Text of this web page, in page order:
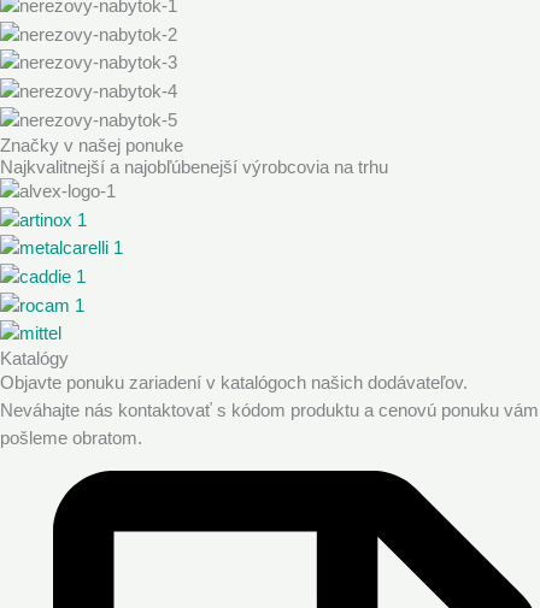
Značky v našej ponuke
Najkvalitnejší a najobľúbenejší výrobcovia na trhu
Katalógy
Objavte ponuku zariadení v katalógoch našich dodávateľov.
Neváhajte nás kontaktovať s kódom produktu a cenovú ponuku vám
pošleme obratom.